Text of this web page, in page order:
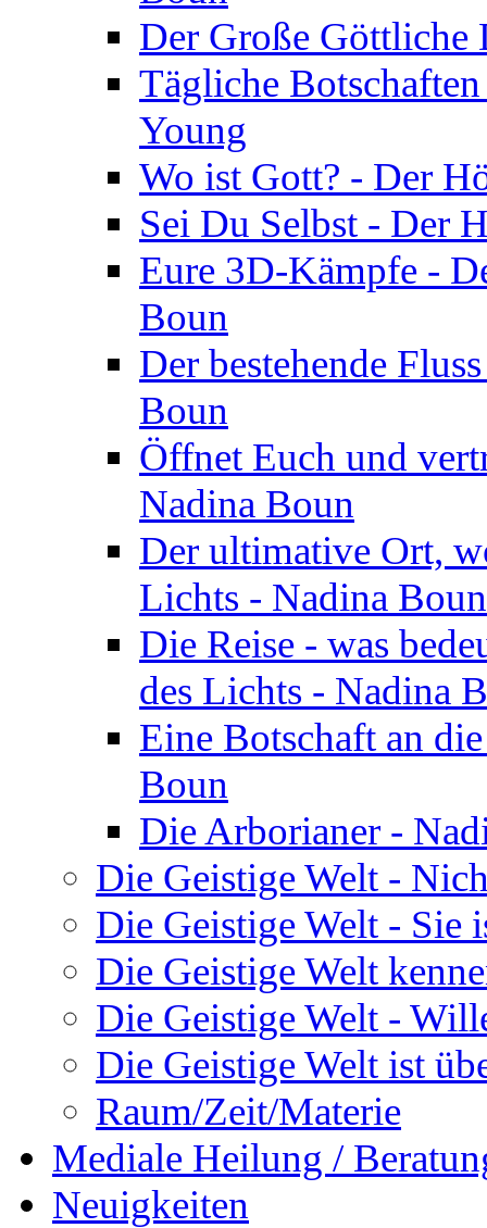
Der Große
Tägliche
Young
Wo ist Gott? - Der
Sei Du Selbst - Der
Eure 3D-Kämpfe -
Boun
Der bestehende
Boun
Öffnet Euch und
Nadina Boun
Der ultimative Ort,
Lichts - Nadina Boun
Die Reise - was
des Lichts - Nadina
Eine Botschaft an
Boun
Die Arborianer -
Die Geistige Welt -
Die Geistige Welt - Sie
Die Geistige Welt
Die Geistige Welt -
Die Geistige Welt ist
Raum/Zeit/Materie
Mediale Heilung /
Neuigkeiten